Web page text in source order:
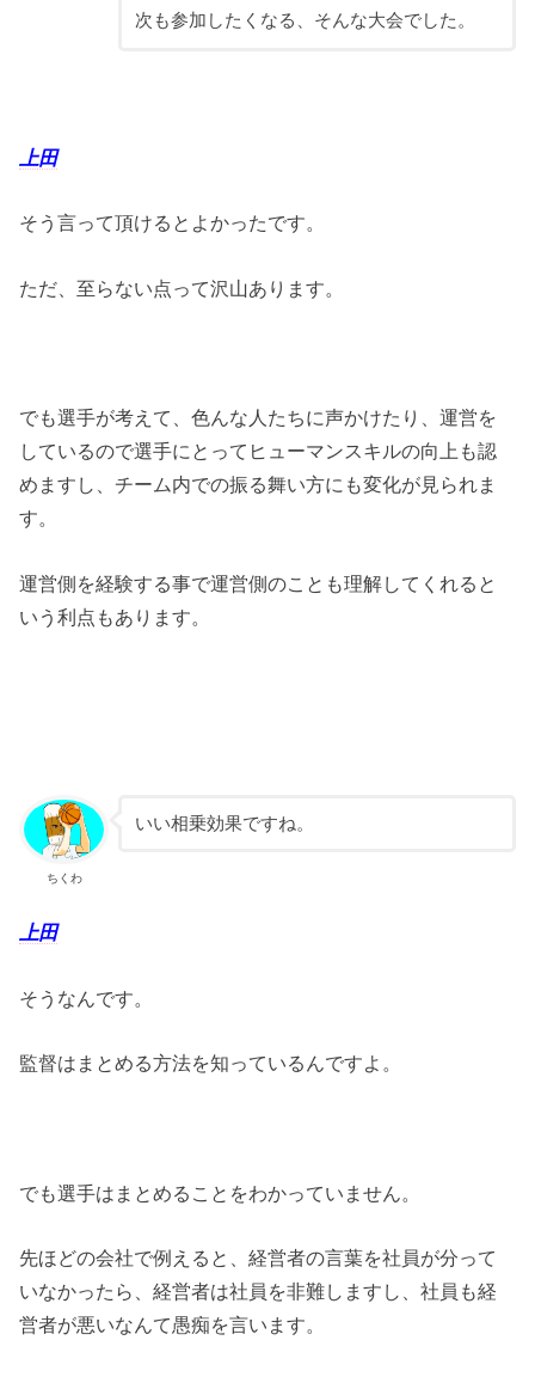
次も参加したくなる、そんな大会でした。
上田
そう言って頂けるとよかったです。
ただ、至らない点って沢山あります。
でも選手が考えて、色んな人たちに声かけたり、運営を
しているので選手にとってヒューマンスキルの向上も認
めますし、チーム内での振る舞い方にも変化が見られま
す。
運営側を経験する事で運営側のことも理解してくれると
いう利点もあります。
ちくわ
いい相乗効果ですね。
上田
そうなんです。
監督はまとめる方法を知っているんですよ。
でも選手はまとめることをわかっていません。
先ほどの会社で例えると、経営者の言葉を社員が分って
いなかったら、経営者は社員を非難しますし、社員も経
営者が悪いなんて愚痴を言います。